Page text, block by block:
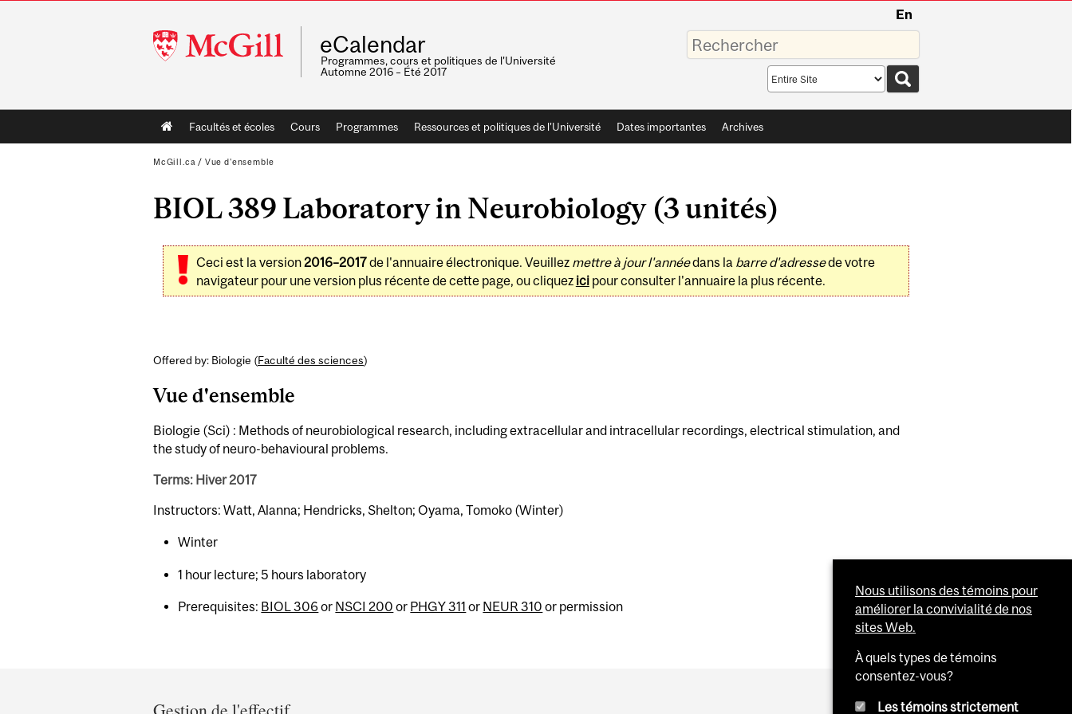
McGill
University
En
eCalendar
Programmes, cours et politiques de l'Université
Automne 2016 – Été 2017
Saisissez
vos
mots-
Search
scope
Main
navigation
Facultés et écoles Cours Programmes Ressources et politiques de l'Université Dates importantes Archives
McGill.ca / Vue d'ensemble
BIOL 389 Laboratory in Neurobiology (3 unités)
Ceci est la version2016–2017de l'annuaire électronique. Veuillez mettre à jour l'annéedans la barre d'adressede votre
navigateur pour une version plus récente de cette page, ou cliquez icipour consulter l'annuaire la plus récente.
Offered by: Biologie (Faculté des sciences)
Vue d'ensemble
Biologie (Sci) : Methods of neurobiological research, including extracellular and intracellular recordings, electrical stimulation, and
the study of neuro-behavioural problems.
Terms: Hiver 2017
Instructors: Watt, Alanna; Hendricks, Shelton; Oyama, Tomoko (Winter)
Winter
1 hour lecture; 5 hours laboratory
Prerequisites: BIOL 306or NSCI 200 or PHGY 311 or NEUR 310 or permission
and
Nous utilisons des témoins pour
améliorer la convivialité de nos
sites Web.
À quels types de témoins
consentez-vous?
Les témoins strictement